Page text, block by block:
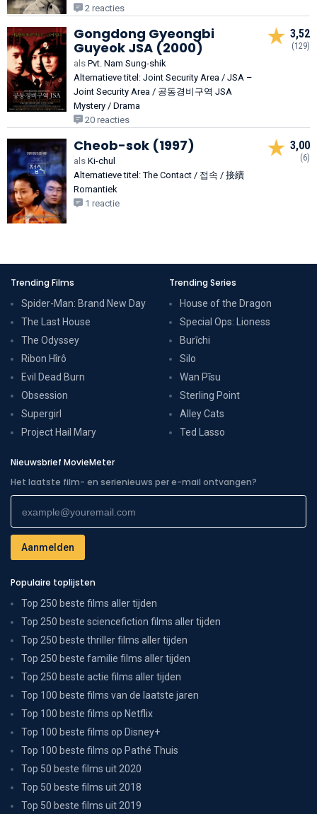
2 reacties
Gongdong Gyeongbi
Guyeok JSA (2000)
als Pvt. Nam Sung-shik
Alternatieve titel: Joint Security Area / JSA –
Joint Security Area / 공동경비구역 JSA
Mystery / Drama
20 reacties
3,52
(129)
Cheob-sok (1997)
als Ki-chul
Alternatieve titel: The Contact / 접속 / 接續
Romantiek
1 reactie
3,00
(6)
Trending Films
Spider-Man: Brand New Day
The Last House
The Odyssey
Ribon Hîrô
Evil Dead Burn
Obsession
Supergirl
Project Hail Mary
Trending Series
House of the Dragon
Special Ops: Lioness
Burīchi
Silo
Wan Pīsu
Sterling Point
Alley Cats
Ted Lasso
Nieuwsbrief MovieMeter
Het laatste film- en serienieuws per e-mail ontvangen?
Populaire toplijsten
Top 250 beste films aller tijden
Top 250 beste sciencefiction films aller tijden
Top 250 beste thriller films aller tijden
Top 250 beste familie films aller tijden
Top 250 beste actie films aller tijden
Top 100 beste films van de laatste jaren
Top 100 beste films op Netflix
Top 100 beste films op Disney+
Top 100 beste films op Pathé Thuis
Top 50 beste films uit 2020
Top 50 beste films uit 2018
Top 50 beste films uit 2019